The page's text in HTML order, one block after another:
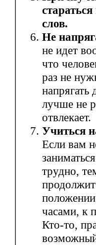
слов.
Не
не идет
что
раз не
лучше не
отвлекает.
Учиться
Если вам
трудно,
часами, к
Кто-то,